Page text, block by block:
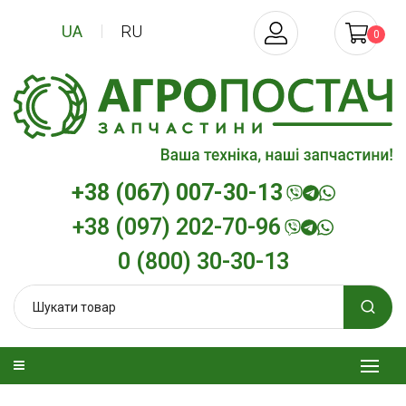
+38 (067) 007-30-13
+38 (097) 202-70-96
0 (800) 30-30-13
UA RU 0